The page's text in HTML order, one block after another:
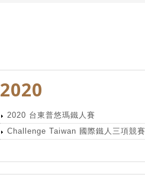
2020
2020 台東普悠瑪鐵人賽
Challenge Taiwan 國際鐵人三項競賽